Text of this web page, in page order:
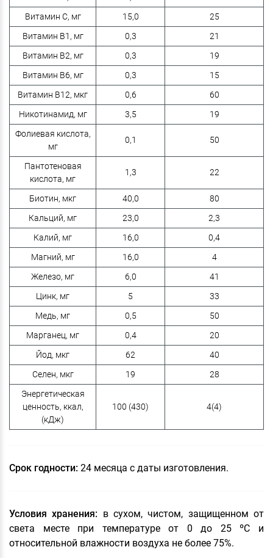
Витамин C, мг
15,0
25
Витамин B1, мг
0,3
21
Витамин B2, мг
0,3
19
Витамин B6, мг
0,3
15
Витамин B12, мкг
0,6
60
Никотинамид, мг
3,5
19
Фолиевая кислота,
мг
0,1 50
Пантотеновая
кислота, мг
1,3 22
Биотин, мкг 40,0
80
Кальций, мг
23,0
2,3
Калий, мг
16,0
0,4
Магний, мг
16,0
4
Железо, мг
6,0
41
Цинк, мг
5
33
Медь, мг
0,5
50
Марганец, мг
0,4
20
Йод, мкг
62
40
Селен, мкг
19
28
Энергетическая
ценность, ккал,
(кДж)
100 (430) 4(4)
Срок годности: 24 месяца с даты изготовления.
Условия хранения: в сухом, чистом, защищенном от
света месте при температуре от 0 до 25 ºC и
относительной влажности воздуха не более 75%.